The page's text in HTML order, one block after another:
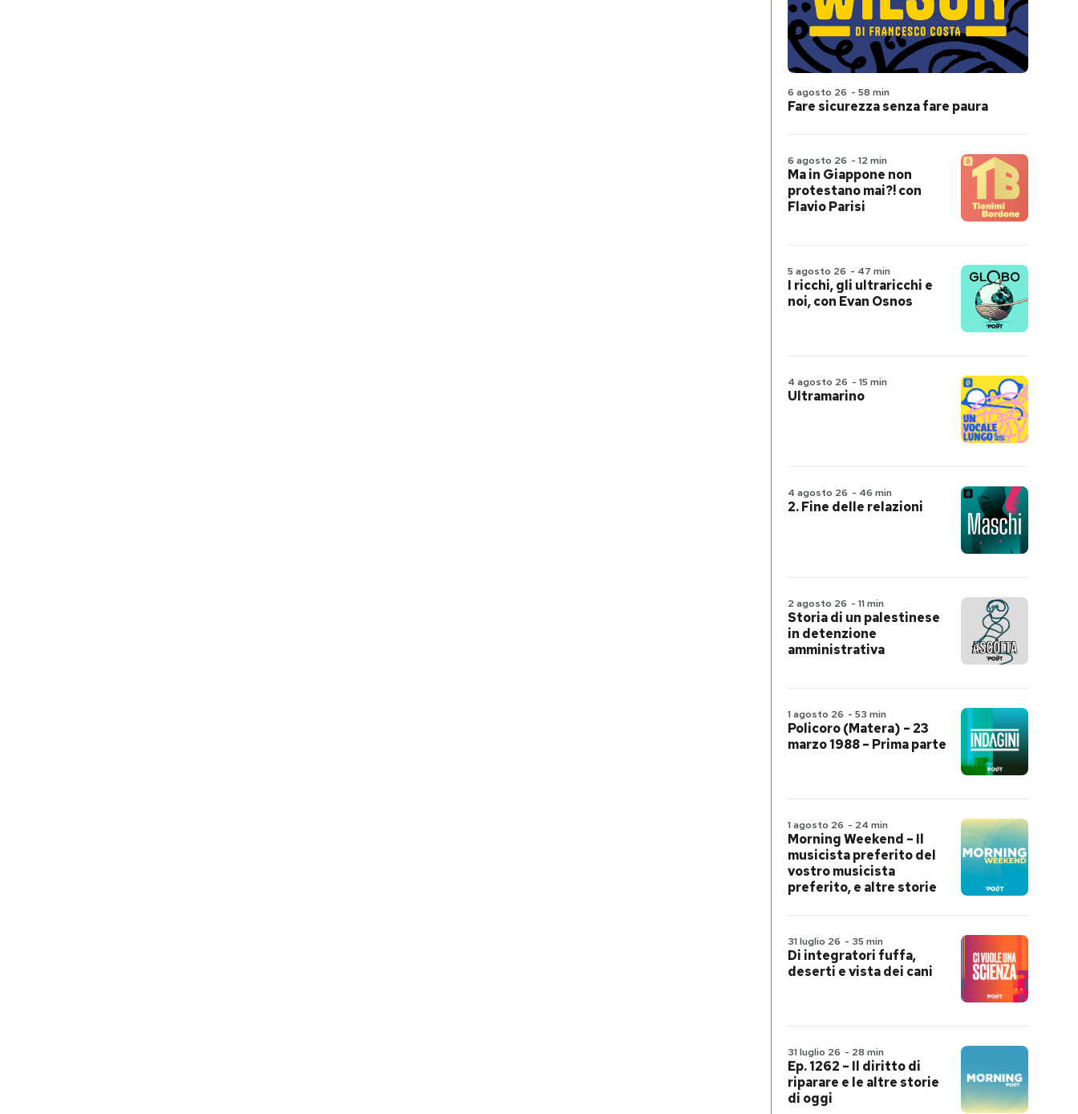
6 agosto 26 - 58 min
Fare sicurezza senza fare paura
6 agosto 26 - 12 min
Ma in Giappone non
protestano mai?! con
Flavio Parisi
5 agosto 26 - 47 min
I ricchi, gli ultraricchi e
noi, con Evan Osnos
4 agosto 26 - 15 min
Ultramarino
4 agosto 26 - 46 min
2. Fine delle relazioni
2 agosto 26 - 11 min
Storia di un palestinese
in detenzione
amministrativa
1 agosto 26 - 53 min
Policoro (Matera) – 23
marzo 1988 – Prima parte
1 agosto 26 - 24 min
Morning Weekend – Il
musicista preferito del
vostro musicista
preferito, e altre storie
31 luglio 26 - 35 min
Di integratori fuffa,
deserti e vista dei cani
31 luglio 26 - 28 min
Ep. 1262 – Il diritto di
riparare e le altre storie
di oggi